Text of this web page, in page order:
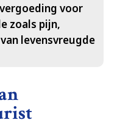
vergoeding voor
zoals pijn,
levensvreugde